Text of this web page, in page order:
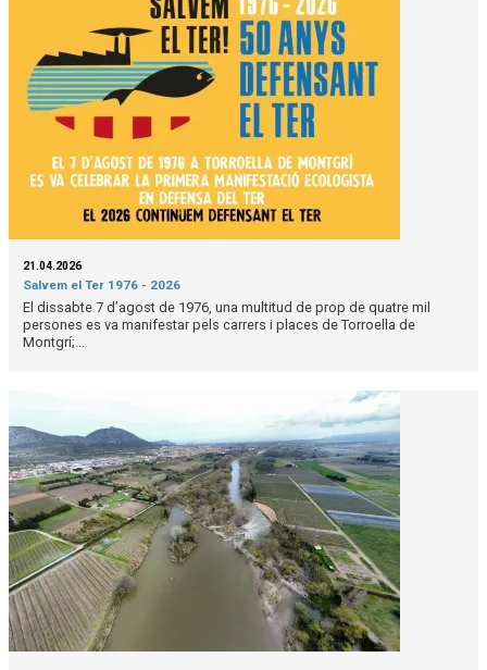
21.04.2026
Salvem el Ter 1976 - 2026
El dissabte 7 d’agost de 1976, una multitud de prop de quatre mil
persones es va manifestar pels carrers i places de Torroella de
Montgrí;...